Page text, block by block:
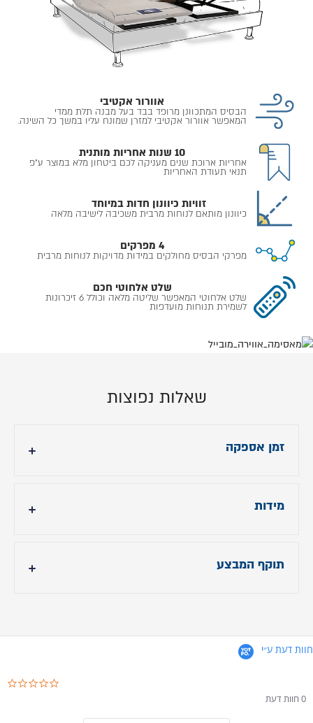
אוורור אקטיבי
הבסיס המתכוונן מרופד בבד בעל מבנה תלת ממדי
המאפשר אוורור אקטיבי למזרן שמונח עליו במשך כל השינה.
10 שנות אחריות מותנית
אחריות ארוכת שנים מעניקה לכם ביטחון מלא במוצר ע״פ
תנאי תעודת האחריות
זוויות כיוונון חדות במיוחד
כיוונון מותאם לנוחות מרבית משכיבה לישיבה מלאה
4 מפרקים
מפרקי הבסיס מחולקים במידות מדויקות לנוחות מרבית
שלט אלחוטי חכם
שלט אלחוטי המאפשר שליטה מלאה וכולל 6 זיכרונות
לשמירת תנוחות מועדפות
שאלות נפוצות
זמן אספקה
מידות
תוקף המבצע
חוות דעת ע״י
0 חוות דעת